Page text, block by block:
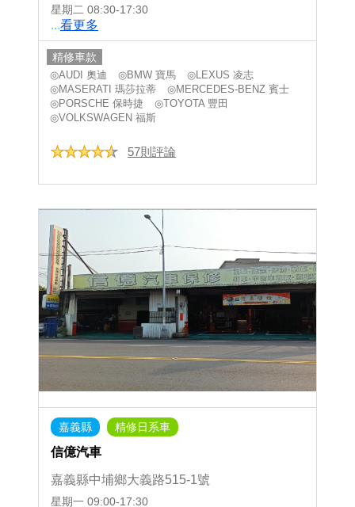
星期二 08:30-17:30
...看更多
精修車款
◎AUDI 奧迪 ◎BMW 寶馬
◎LEXUS 凌志
◎MASERATI 瑪莎拉蒂
◎MERCEDES-BENZ 賓士
◎PORSCHE 保時捷
◎TOYOTA 豐田
◎VOLKSWAGEN 福斯
57則評論
嘉義縣 精修日系車
信億汽車
嘉義縣中埔鄉大義路515-1號
星期一 09:00-17:30